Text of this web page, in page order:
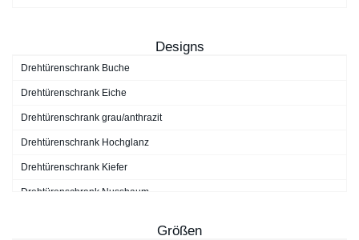
Designs
Drehtürenschrank Buche
Drehtürenschrank Eiche
Drehtürenschrank grau/anthrazit
Drehtürenschrank Hochglanz
Drehtürenschrank Kiefer
Drehtürenschrank Nussbaum
Größen